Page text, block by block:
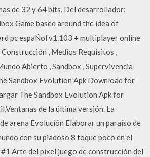
de 32 y 64 bits. Del desarrollador:
Game based around the idea of
pc espaÑol v1.103 + multiplayer online
, Medios Requisitos ,
Abierto , Sandbox , Supervivencia
Sandbox Evolution Apk Download for
The Sandbox Evolution Apk for
de la última versión. La
arena Evolución Elaborar un paraíso de
con su piadoso 8 toque poco en el
Arte del pixel juego de construcción del